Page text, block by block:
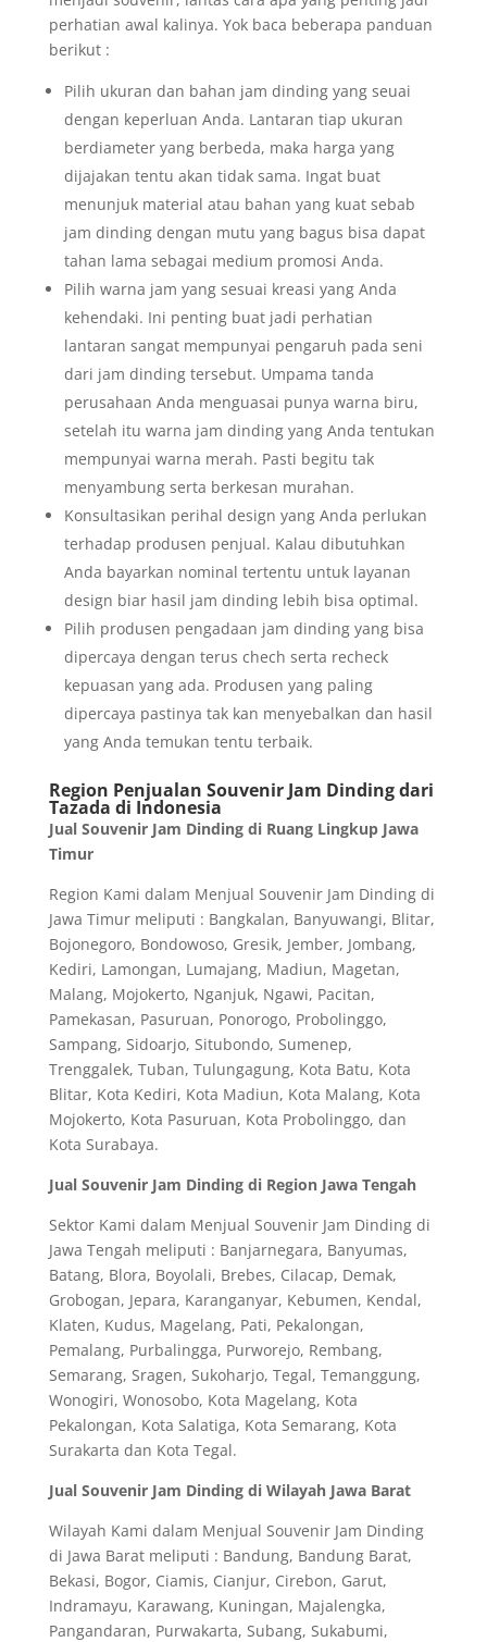
perhatian awal kalinya. Yok baca beberapa panduan
berikut :
Pilih ukuran dan bahan jam dinding yang seuai
dengan keperluan Anda. Lantaran tiap ukuran
berdiameter yang berbeda, maka harga yang
dijajakan tentu akan tidak sama. Ingat buat
menunjuk material atau bahan yang kuat sebab
jam dinding dengan mutu yang bagus bisa dapat
tahan lama sebagai medium promosi Anda.
Pilih warna jam yang sesuai kreasi yang Anda
kehendaki. Ini penting buat jadi perhatian
lantaran sangat mempunyai pengaruh pada seni
dari jam dinding tersebut. Umpama tanda
perusahaan Anda menguasai punya warna biru,
setelah itu warna jam dinding yang Anda tentukan
mempunyai warna merah. Pasti begitu tak
menyambung serta berkesan murahan.
Konsultasikan perihal design yang Anda perlukan
terhadap produsen penjual. Kalau dibutuhkan
Anda bayarkan nominal tertentu untuk layanan
design biar hasil jam dinding lebih bisa optimal.
Pilih produsen pengadaan jam dinding yang bisa
dipercaya dengan terus chech serta recheck
kepuasan yang ada. Produsen yang paling
dipercaya pastinya tak kan menyebalkan dan hasil
yang Anda temukan tentu terbaik.
Region Penjualan Souvenir Jam Dinding dari
Tazada di Indonesia
Jual Souvenir Jam Dinding di Ruang Lingkup Jawa
Timur
Region Kami dalam Menjual Souvenir Jam Dinding di
Jawa Timur meliputi : Bangkalan, Banyuwangi, Blitar,
Bojonegoro, Bondowoso, Gresik, Jember, Jombang,
Kediri, Lamongan, Lumajang, Madiun, Magetan,
Malang, Mojokerto, Nganjuk, Ngawi, Pacitan,
Pamekasan, Pasuruan, Ponorogo, Probolinggo,
Sampang, Sidoarjo, Situbondo, Sumenep,
Trenggalek, Tuban, Tulungagung, Kota Batu, Kota
Blitar, Kota Kediri, Kota Madiun, Kota Malang, Kota
Mojokerto, Kota Pasuruan, Kota Probolinggo, dan
Kota Surabaya.
Jual Souvenir Jam Dinding di Region Jawa Tengah
Sektor Kami dalam Menjual Souvenir Jam Dinding di
Jawa Tengah meliputi : Banjarnegara, Banyumas,
Batang, Blora, Boyolali, Brebes, Cilacap, Demak,
Grobogan, Jepara, Karanganyar, Kebumen, Kendal,
Klaten, Kudus, Magelang, Pati, Pekalongan,
Pemalang, Purbalingga, Purworejo, Rembang,
Semarang, Sragen, Sukoharjo, Tegal, Temanggung,
Wonogiri, Wonosobo, Kota Magelang, Kota
Pekalongan, Kota Salatiga, Kota Semarang, Kota
Surakarta dan Kota Tegal.
Jual Souvenir Jam Dinding di Wilayah Jawa Barat
Wilayah Kami dalam Menjual Souvenir Jam Dinding
di Jawa Barat meliputi : Bandung, Bandung Barat,
Bekasi, Bogor, Ciamis, Cianjur, Cirebon, Garut,
Indramayu, Karawang, Kuningan, Majalengka,
Pangandaran, Purwakarta, Subang, Sukabumi,